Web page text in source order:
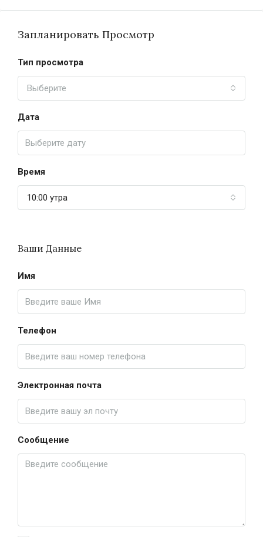
Запланировать Просмотр
Тип просмотра
Выберите
Дата
Время
10:00 утра
Ваши Данные
Имя
Телефон
Электронная почта
Сообщение